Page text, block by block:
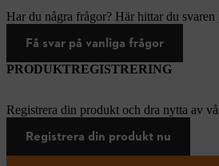
Har du några frågor? Här hittar du svaren
Få svar på vanliga frågor
PRODUKTREGISTRERING
Registrera din produkt och dra nytta av
Registrera din produkt nu